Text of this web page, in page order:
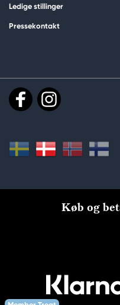
Ledige stillinger
Pressekontakt
Køb og